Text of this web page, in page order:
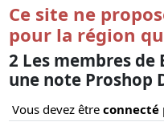
Ce site ne
pour la région
2 Les membres
une note Proshop
Vous devez être connecté